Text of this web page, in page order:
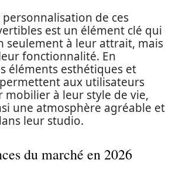
personnalisation de ces
est un élément clé qui
seulement à leur attrait, mais
fonctionnalité. En
éléments esthétiques et
aux utilisateurs
mobilier à leur style de vie,
une atmosphère agréable et
leur studio.
du marché en 2026